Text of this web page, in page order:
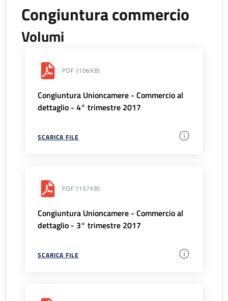
Congiuntura commercio
Volumi
PDF (106KB)
Congiuntura Unioncamere - Commercio al
dettaglio - 4° trimestre 2017
SCARICA FILE
PDF (157KB)
Congiuntura Unioncamere - Commercio al
dettaglio - 3° trimestre 2017
SCARICA FILE